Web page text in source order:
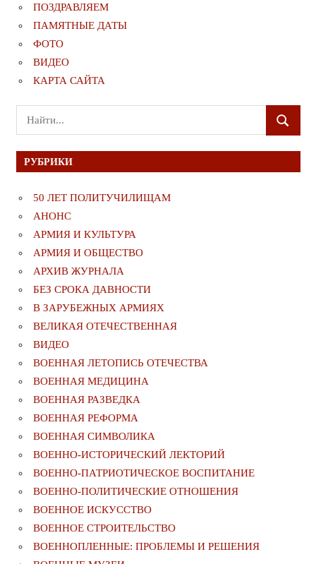
ПОЗДРАВЛЯЕМ
ПАМЯТНЫЕ ДАТЫ
ФОТО
ВИДЕО
КАРТА САЙТА
Поиск
для:
ПОИСК
РУБРИКИ
50 ЛЕТ ПОЛИТУЧИЛИЩАМ
АНОНС
АРМИЯ И КУЛЬТУРА
АРМИЯ И ОБЩЕСТВО
АРХИВ ЖУРНАЛА
БЕЗ СРОКА ДАВНОСТИ
В ЗАРУБЕЖНЫХ АРМИЯХ
ВЕЛИКАЯ ОТЕЧЕСТВЕННАЯ
ВИДЕО
ВОЕННАЯ ЛЕТОПИСЬ ОТЕЧЕСТВА
ВОЕННАЯ МЕДИЦИНА
ВОЕННАЯ РАЗВЕДКА
ВОЕННАЯ РЕФОРМА
ВОЕННАЯ СИМВОЛИКА
ВОЕННО-ИСТОРИЧЕСКИЙ ЛЕКТОРИЙ
ВОЕННО-ПАТРИОТИЧЕСКОЕ ВОСПИТАНИЕ
ВОЕННО-ПОЛИТИЧЕСКИE ОТНОШЕНИЯ
ВОЕННОЕ ИСКУССТВО
ВОЕННОЕ СТРОИТЕЛЬСТВО
ВОЕННОПЛЕННЫЕ: ПРОБЛЕМЫ И РЕШЕНИЯ